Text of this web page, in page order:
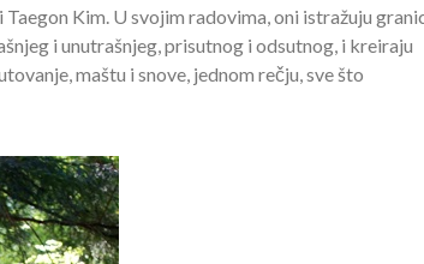
Kim. U svojim radovima, oni istražuju
i unutrašnjeg, prisutnog i odsutnog, i kreiraju
maštu i snove, jednom rečju, sve što